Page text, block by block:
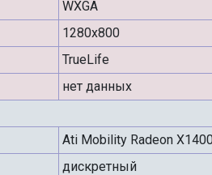
WXGA
1280x800
TrueLife
нет данных
Ati Mobility Radeon
дискретный